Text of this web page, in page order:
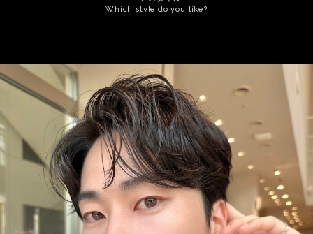
Which style do you like?